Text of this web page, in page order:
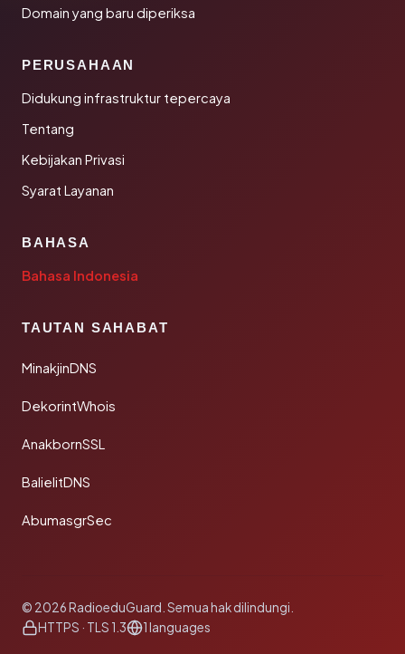
Domain yang baru diperiksa
PERUSAHAAN
Didukung infrastruktur tepercaya
Tentang
Kebijakan Privasi
Syarat Layanan
BAHASA
Bahasa Indonesia
TAUTAN SAHABAT
MinakjinDNS
DekorintWhois
AnakbornSSL
BalielitDNS
AbumasgrSec
© 2026 RadioeduGuard. Semua hak dilindungi.
HTTPS · TLS 1.3
1 languages